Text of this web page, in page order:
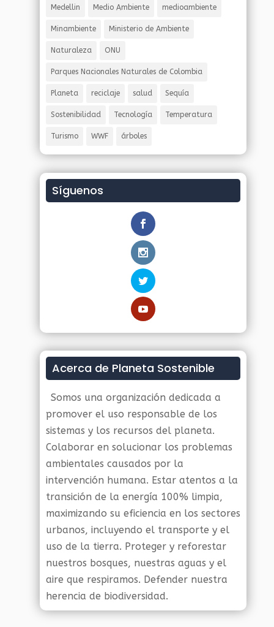
Medellin Medio Ambiente medioambiente
Minambiente Ministerio de Ambiente
Naturaleza ONU
Parques Nacionales Naturales de Colombia
Planeta reciclaje salud Sequía
Sostenibilidad Tecnología Temperatura
Turismo WWF árboles
Síguenos
Acerca de Planeta Sostenible
Somos una organización dedicada a
promover el uso responsable de los
sistemas y los recursos del planeta.
Colaborar en solucionar los problemas
ambientales causados por la
intervención humana. Estar atentos a la
transición de la energía 100% limpia,
maximizando su eficiencia en los sectores
urbanos, incluyendo el transporte y el
uso de la tierra. Proteger y reforestar
nuestros bosques, nuestras aguas y el
aire que respiramos. Defender nuestra
herencia de biodiversidad.